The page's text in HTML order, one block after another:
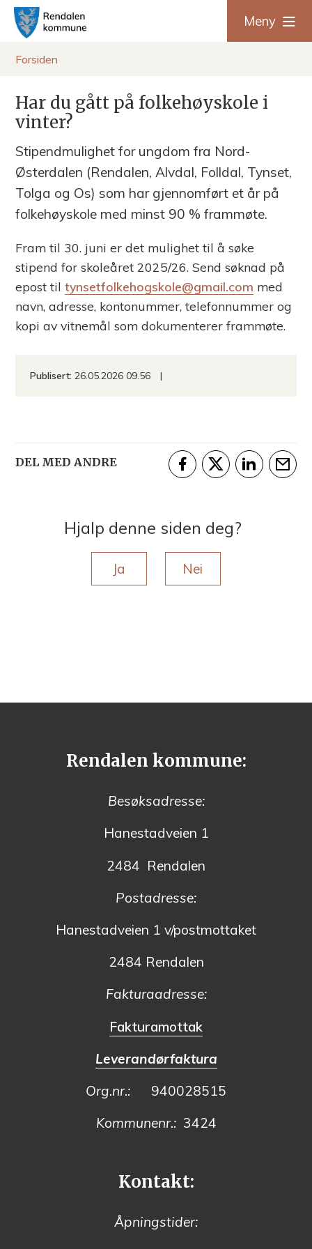
R
n
d
a
l
e
n
k
o
m
m
e
Meny
Du
her:
Forsiden
Har du gått på folkehøyskole i
vinter?
Stipendmulighet for ungdom fra Nord-
Østerdalen (Rendalen, Alvdal, Folldal, Tynset,
Tolga og Os) som har gjennomført et år på
folkehøyskole med minst 90 % frammøte.
Fram til 30. juni er det mulighet til å søke
stipend for skoleåret 2025/26. Send søknad på
epost tiltynsetfolkehogskole@gmail.com med
navn, adresse, kontonummer, telefonnummer og
kopi av vitnemål som dokumenterer frammøte.
Publisert 26.05.2026 09.56
DEL MED ANDRE
Hjalp denne siden deg?
Ja Nei
Rendalen kommune:
Besøksadresse:
Hanestadveien 1
2484 Rendalen
Postadresse:
Hanestadveien 1 v/postmottaket
2484 Rendalen
Fakturaadresse:
Fakturamottak
Leverandørfaktura
Org.nr.:
940028515
Kommunenr.:3424
Kontakt:
Åpningstider: